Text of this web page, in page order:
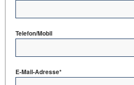
Telefon/Mobil
E-Mail-Adresse*